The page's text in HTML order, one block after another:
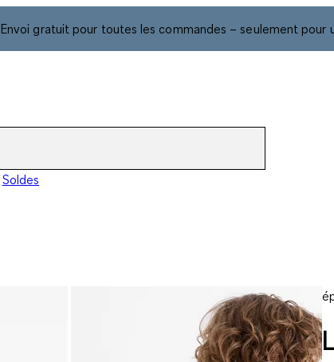
Envoi gratuit pour toutes les commandes – seulement pour
Soldes